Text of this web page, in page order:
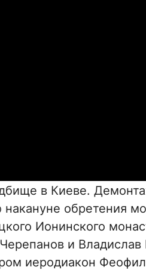
в Киеве.
обретения
Ионинского
и Владислав
иеродиакон